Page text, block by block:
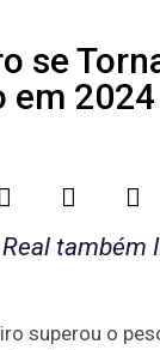
se
em 2024
superou o